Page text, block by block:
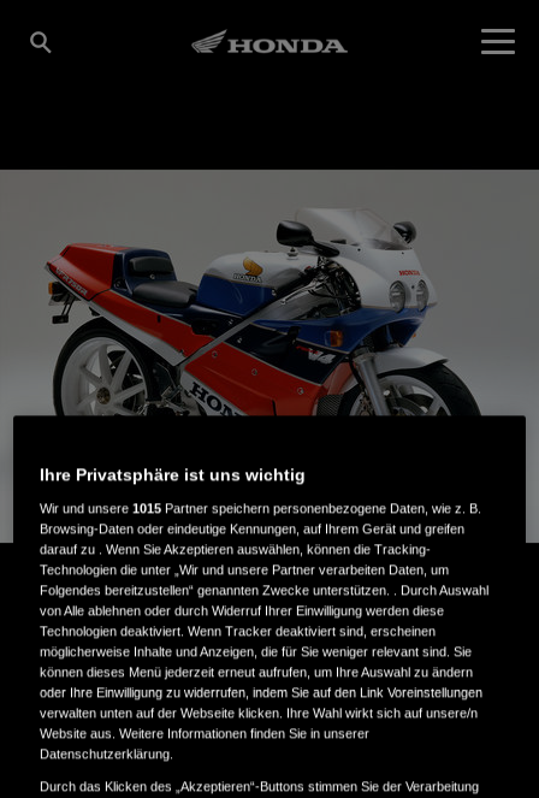
Neustart beim Verkauf von Honda Originalteilen
„RC Forever“
Ihre Privatsphäre ist uns wichtig
Wir und unsere1015 Partner speichern personenbezogene Daten, wie z. B.
Browsing-Daten oder eindeutige Kennungen, auf Ihrem Gerät und greifen
darauf zu . Wenn Sie Akzeptieren auswählen, können die Tracking-
Technologien die unter „Wir und unsere Partner verarbeiten Daten, um
Folgendes bereitzustellen“ genannten Zwecke unterstützen. . Durch Auswahl
von Alle ablehnen oder durch Widerruf Ihrer Einwilligung werden diese
Technologien deaktiviert. Wenn Tracker deaktiviert sind, erscheinen
möglicherweise Inhalte und Anzeigen, die für Sie weniger relevant sind. Sie
können dieses Menü jederzeit erneut aufrufen, um Ihre Auswahl zu ändern
oder Ihre Einwilligung zu widerrufen, indem Sie auf den Link Voreinstellungen
verwalten unten auf der Webseite klicken. Ihre Wahl wirkt sich auf unsere/n
Website aus. Weitere Informationen finden Sie in unserer
Datenschutzerklärung.
Durch das Klicken des „Akzeptieren“-Buttons stimmen Sie der Verarbeitung